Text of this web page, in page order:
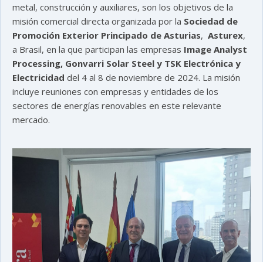
metal, construcción y auxiliares, son los objetivos de la
misión comercial directa organizada por la Sociedad de
Promoción Exterior Principado de Asturias, Asturex,
a Brasil, en la que participan las empresas Image Analyst
Processing, Gonvarri Solar Steel y TSK Electrónica y
Electricidad del 4 al 8 de noviembre de 2024. La misión
incluye reuniones con empresas y entidades de los
sectores de energías renovables en este relevante
mercado.